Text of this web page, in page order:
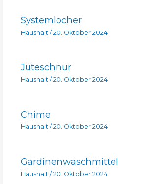
Systemlocher
Haushalt /20. Oktober 2024
Juteschnur
Haushalt/ 20. Oktober 2024
Chime
Haushalt/ 20. Oktober 2024
Gardinenwaschmittel
Haushalt / 20. Oktober 2024